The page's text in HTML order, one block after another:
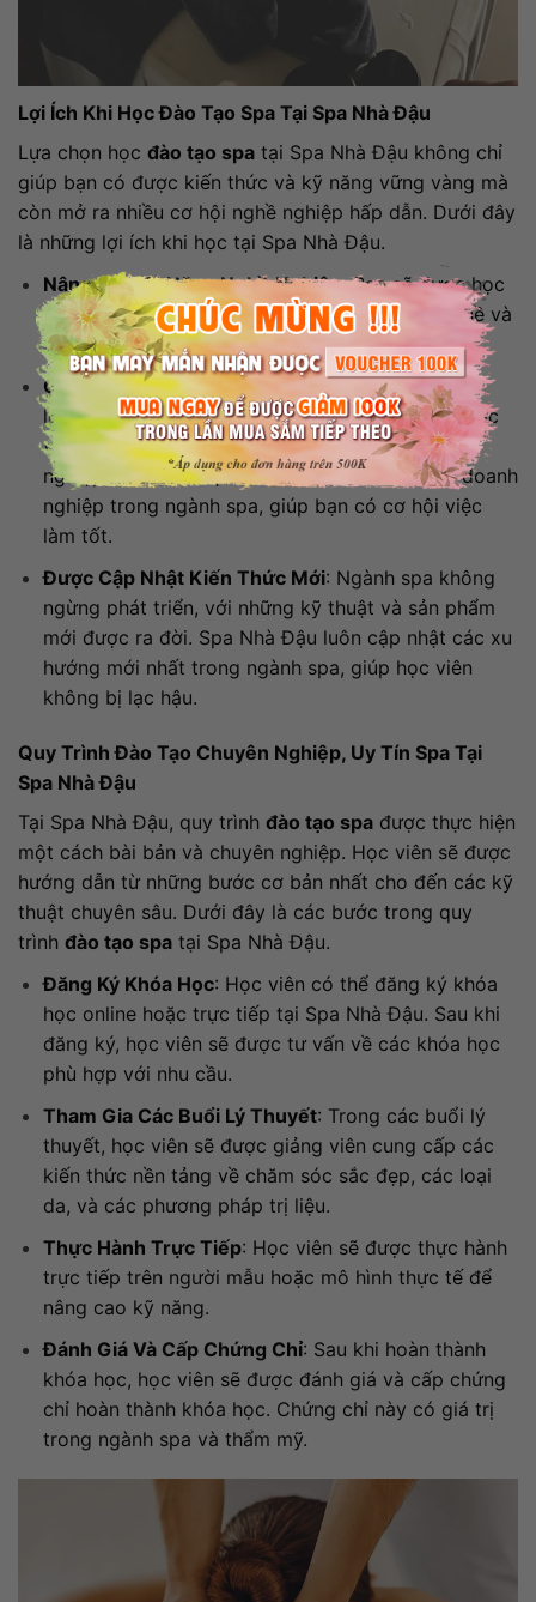
×
Lợi Ích Khi Học Đào Tạo Spa Tại Spa Nhà Đậu
Lựa chọn học đào tạo spa tại Spa Nhà Đậu không chỉ
giúp bạn có được kiến thức và kỹ năng vững vàng mà
còn mở ra nhiều cơ hội nghề nghiệp hấp dẫn. Dưới đây
là những lợi ích khi học tại Spa Nhà Đậu.
Nâng Cao Kỹ Năng Nghề Nghiệp: Bạn sẽ được học
từ cơ bản đến nâng cao, giúp nâng cao tay nghề và
tự tin hơn khi làm việc trong ngành spa.
Cơ Hội Việc Làm Cao : Với chương trình học chất
lượng và đội ngũ giảng viên giàu kinh nghiệm, học
viên sẽ dễ dàng tìm được công việc sau khi tốt
nghiệp. Spa Nhà Đậu kết nối học viên với các doanh
nghiệp trong ngành spa, giúp bạn có cơ hội việc
làm tốt.
Được Cập Nhật Kiến Thức Mới: Ngành spa không
ngừng phát triển, với những kỹ thuật và sản phẩm
mới được ra đời. Spa Nhà Đậu luôn cập nhật các xu
hướng mới nhất trong ngành spa, giúp học viên
không bị lạc hậu.
Quy Trình Đào Tạo Chuyên Nghiệp, Uy Tín Spa Tại
Spa Nhà Đậu
Tại Spa Nhà Đậu, quy trình đào tạo spa được thực hiện
một cách bài bản và chuyên nghiệp. Học viên sẽ được
hướng dẫn từ những bước cơ bản nhất cho đến các kỹ
thuật chuyên sâu. Dưới đây là các bước trong quy
trình đào tạo spa tại Spa Nhà Đậu.
Đăng Ký Khóa Học: Học viên có thể đăng ký khóa
học online hoặc trực tiếp tại Spa Nhà Đậu. Sau khi
đăng ký, học viên sẽ được tư vấn về các khóa học
phù hợp với nhu cầu.
Tham Gia Các Buổi Lý Thuyết: Trong các buổi lý
thuyết, học viên sẽ được giảng viên cung cấp các
kiến thức nền tảng về chăm sóc sắc đẹp, các loại
da, và các phương pháp trị liệu.
Thực Hành Trực Tiếp: Học viên sẽ được thực hành
trực tiếp trên người mẫu hoặc mô hình thực tế để
nâng cao kỹ năng.
Đánh Giá Và Cấp Chứng Chỉ: Sau khi hoàn thành
khóa học, học viên sẽ được đánh giá và cấp chứng
chỉ hoàn thành khóa học. Chứng chỉ này có giá trị
trong ngành spa và thẩm mỹ.